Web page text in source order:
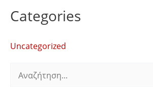
Categories
Uncategorized